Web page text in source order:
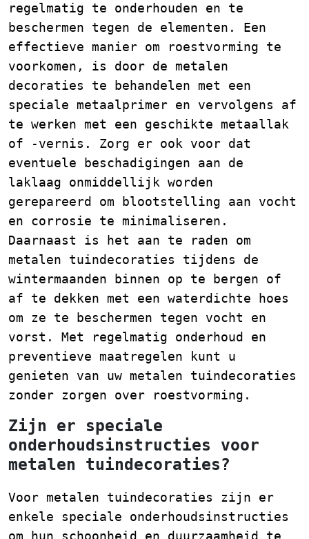
regelmatig te onderhouden en te
beschermen tegen de elementen. Een
effectieve manier om roestvorming te
voorkomen, is door de metalen
decoraties te behandelen met een
speciale metaalprimer en vervolgens af
te werken met een geschikte metaallak
of -vernis. Zorg er ook voor dat
eventuele beschadigingen aan de
laklaag onmiddellijk worden
gerepareerd om blootstelling aan vocht
en corrosie te minimaliseren.
Daarnaast is het aan te raden om
metalen tuindecoraties tijdens de
wintermaanden binnen op te bergen of
af te dekken met een waterdichte hoes
om ze te beschermen tegen vocht en
vorst. Met regelmatig onderhoud en
preventieve maatregelen kunt u
genieten van uw metalen tuindecoraties
zonder zorgen over roestvorming.
Zijn er speciale
onderhoudsinstructies voor
metalen tuindecoraties?
Voor metalen tuindecoraties zijn er
enkele speciale onderhoudsinstructies
om hun schoonheid en duurzaamheid te